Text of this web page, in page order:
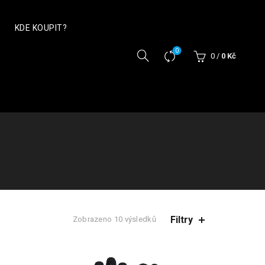
KDE KOUPIT?
0
0 / 0 Kč
Zobrazeno 10 výsledkůSeřazeno
Filtry